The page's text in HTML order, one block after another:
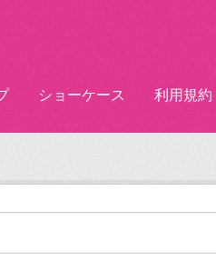
ショーケース 利用規約